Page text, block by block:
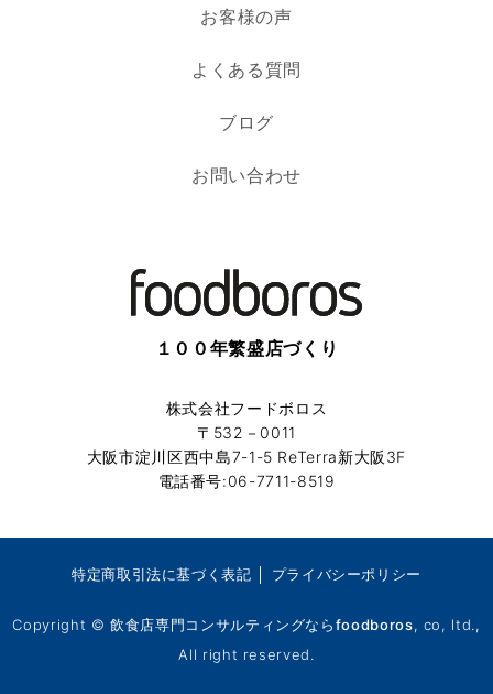
お客様の声
よくある質問
ブログ
お問い合わせ
１００年繁盛店づくり
株式会社フードボロス
〒532－0011
大阪市淀川区西中島7-1-5 ReTerra新大阪3F
電話番号:06-7711-8519
特定商取引法に基づく表記 プライバシーポリシー
Copyright ©飲食店専門コンサルティングならfoodboros, co, ltd.,
All right reserved.